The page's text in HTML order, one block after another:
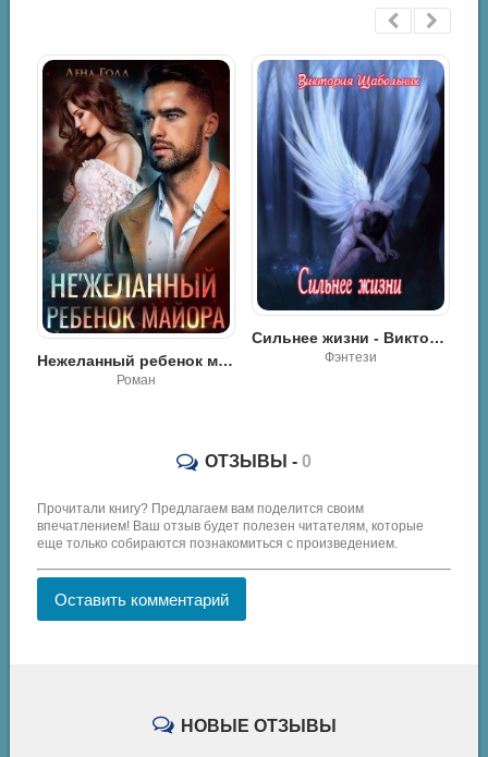
Сильнее жизни - Виктория Щабельник
Фэнтези
ОТЗЫВЫ - 0
Прочитали книгу? Предлагаем вам поделится своим
впечатлением! Ваш отзыв будет полезен читателям, которые
еще только собираются познакомиться с произведением.
Оставить комментарий
НОВЫЕ ОТЗЫВЫ